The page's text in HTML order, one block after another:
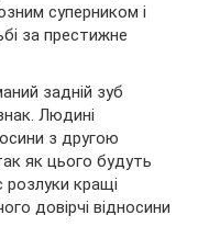
суперником і
за престижне
задній зуб
Людині
з другою
як цього будуть
кращі
довірчі відносини